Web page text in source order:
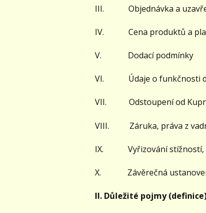
III. Objednávka a
IV. Cena produktů a
V. Dodací podmínky
VI. Údaje o funkčnosti
VII. Odstoupení od
VIII. Záruka, práva z
IX. Vyřizování stížností,
X. Závěrečná
II. Důležité pojmy